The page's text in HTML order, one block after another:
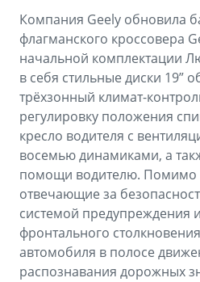
GEELY Лизинг
Сервисная книжка
Вопросы и ответы
Компания Geely обновила
флагманского кроссовера
начальной комплектации
в себя стильные диски 19”
трёхзонный климат-
регулировку положения
кресло водителя с
восемью динамиками, а
помощи водителю. Помимо
отвечающие за
системой предупреждения
фронтального
автомобиля в полосе
распознавания дорожных